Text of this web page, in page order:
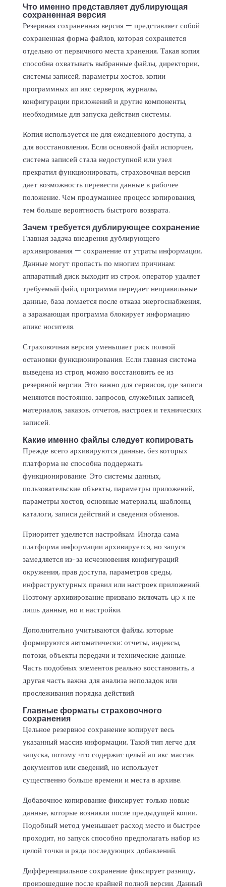
Что именно представляет дублирующая
сохраненная версия
Резервная сохраненная версия — представляет собой
сохраненная форма файлов, которая сохраняется
отдельно от первичного места хранения. Такая копия
способна охватывать выбранные файлы, директории,
системы записей, параметры хостов, копии
программных ап икс серверов, журналы,
конфигурации приложений и другие компоненты,
необходимые для запуска действия системы.
Копия используется не для ежедневного доступа, а
для восстановления. Если основной файл испорчен,
система записей стала недоступной или узел
прекратил функционировать, страховочная версия
дает возможность перевести данные в рабочее
положение. Чем продуманнее процесс копирования,
тем больше вероятность быстрого возврата.
Зачем требуется дублирующее сохранение
Главная задача внедрения дублирующего
архивирования — сохранение от утраты информации.
Данные могут пропасть по многим причинам:
аппаратный диск выходит из строя, оператор удаляет
требуемый файл, программа передает неправильные
данные, база ломается после отказа энергоснабжения,
а заражающая программа блокирует информацию
апикс носителя.
Страховочная версия уменьшает риск полной
остановки функционирования. Если главная система
выведена из строя, можно восстановить ее из
резервной версии. Это важно для сервисов, где записи
меняются постоянно: запросов, служебных записей,
материалов, заказов, отчетов, настроек и технических
записей.
Какие именно файлы следует копировать
Прежде всего архивируются данные, без которых
платформа не способна поддержать
функционирование. Это системы данных,
пользовательские объекты, параметры приложений,
параметры хостов, основные материалы, шаблоны,
каталоги, записи действий и сведения обменов.
Приоритет уделяется настройкам. Иногда сама
платформа информации архивируется, но запуск
замедляется из-за исчезновения конфигураций
окружения, прав доступа, параметров среды,
инфраструктурных правил или настроек приложений.
Поэтому архивирование призвано включать up x не
лишь данные, но и настройки.
Дополнительно учитываются файлы, которые
формируются автоматически: отчеты, индексы,
потоки, объекты передачи и технические данные.
Часть подобных элементов реально восстановить, а
другая часть важна для анализа неполадок или
прослеживания порядка действий.
Главные форматы страховочного
сохранения
Цельное резервное сохранение копирует весь
указанный массив информации. Такой тип легче для
запуска, потому что содержит целый ап икс массив
документов или сведений, но использует
существенно больше времени и места в архиве.
Добавочное копирование фиксирует только новые
данные, которые возникли после предыдущей копии.
Подобный метод уменьшает расход место и быстрее
проходит, но запуск способно предполагать набор из
целой точки и ряда последующих добавлений.
Дифференциальное сохранение фиксирует разницу,
произошедшие после крайней полной версии. Данный